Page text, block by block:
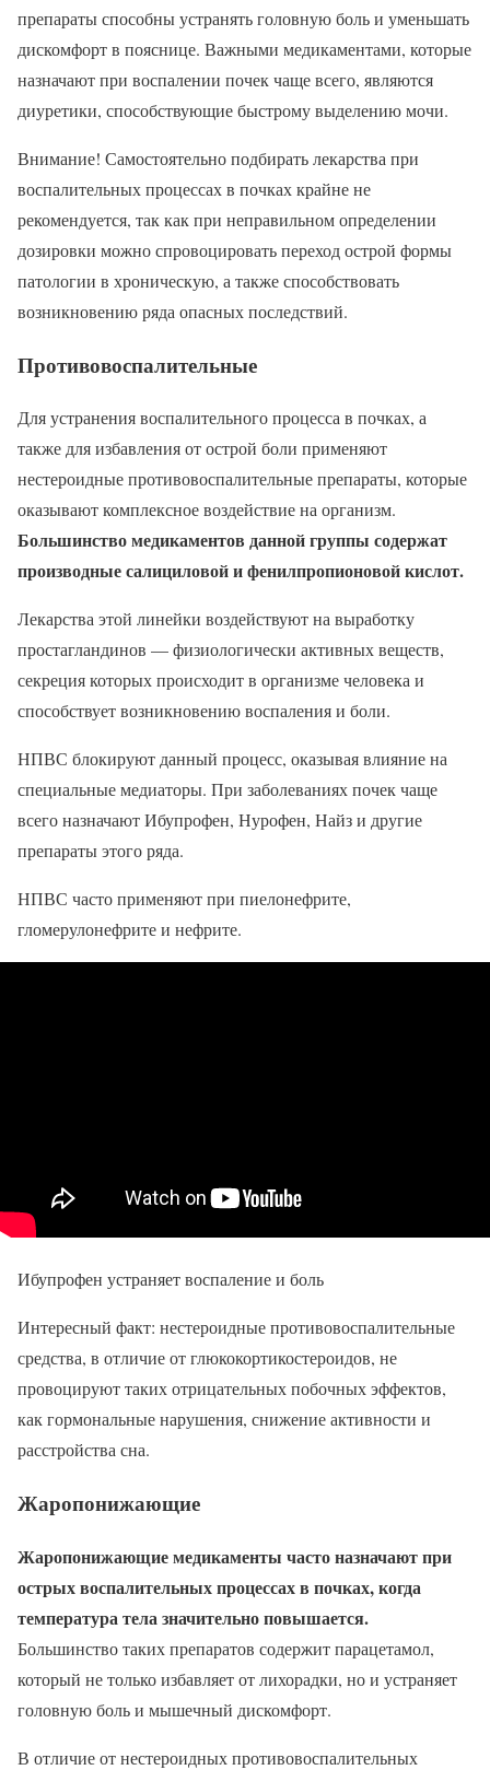
препараты способны устранять головную боль и уменьшать
дискомфорт в пояснице. Важными медикаментами, которые
назначают при воспалении почек чаще всего, являются
диуретики, способствующие быстрому выделению мочи.
Внимание! Самостоятельно подбирать лекарства при
воспалительных процессах в почках крайне не
рекомендуется, так как при неправильном определении
дозировки можно спровоцировать переход острой формы
патологии в хроническую, а также способствовать
возникновению ряда опасных последствий.
Противовоспалительные
Для устранения воспалительного процесса в почках, а
также для избавления от острой боли применяют
нестероидные противовоспалительные препараты, которые
оказывают комплексное воздействие на организм.
Большинство медикаментов данной группы содержат
производные салициловой и фенилпропионовой кислот.
Лекарства этой линейки воздействуют на выработку
простагландинов — физиологически активных веществ,
секреция которых происходит в организме человека и
способствует возникновению воспаления и боли.
НПВС блокируют данный процесс, оказывая влияние на
специальные медиаторы. При заболеваниях почек чаще
всего назначают Ибупрофен, Нурофен, Найз и другие
препараты этого ряда.
НПВС часто применяют при пиелонефрите,
гломерулонефрите и нефрите.
Ибупрофен устраняет воспаление и боль
Интересный факт: нестероидные противовоспалительные
средства, в отличие от глюкокортикостероидов, не
провоцируют таких отрицательных побочных эффектов,
как гормональные нарушения, снижение активности и
расстройства сна.
Жаропонижающие
Жаропонижающие медикаменты часто назначают при
острых воспалительных процессах в почках, когда
температура тела значительно повышается.
Большинство таких препаратов содержит парацетамол,
который не только избавляет от лихорадки, но и устраняет
головную боль и мышечный дискомфорт.
В отличие от нестероидных противовоспалительных